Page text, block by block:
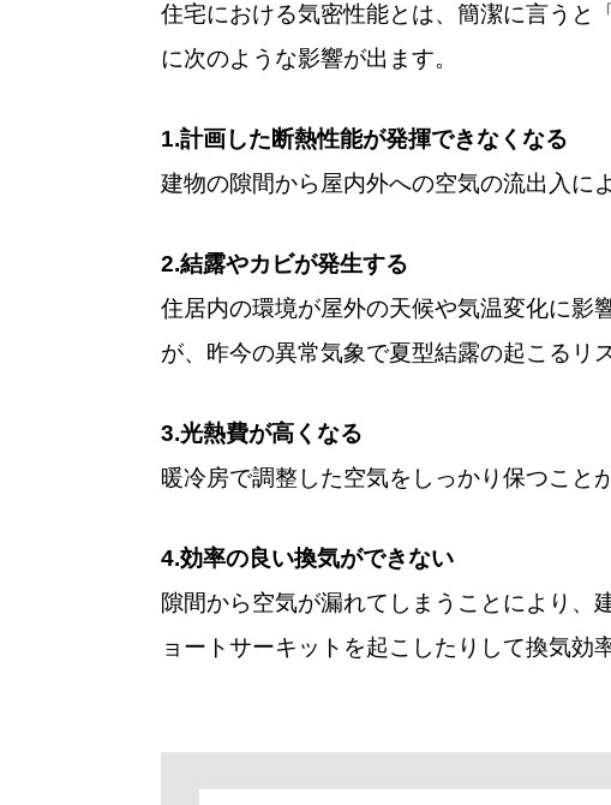
住宅における気密性能とは、簡潔に言うと
に次のような影響が出ます。
1.計画した断熱性能が発揮できなくなる
建物の隙間から屋内外への空気の流出入に
2.結露やカビが発生する
住居内の環境が屋外の天候や気温変化に影
が、昨今の異常気象で夏型結露の起こるリ
3.光熱費が高くなる
暖冷房で調整した空気をしっかり保つこと
4.効率の良い換気ができない
隙間から空気が漏れてしまうことにより、
ョートサーキットを起こしたりして換気効